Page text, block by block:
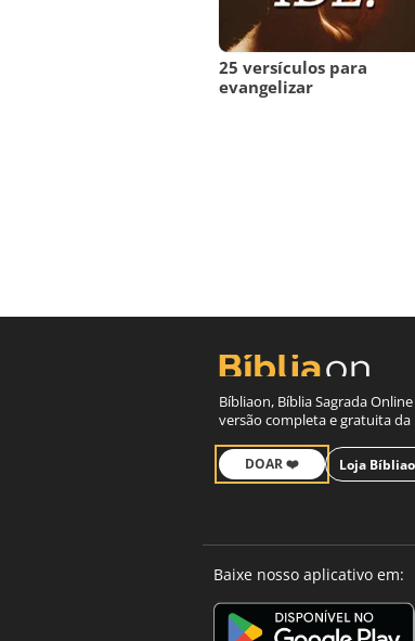
25 versículos para
evangelizar
Bíbliaon, Bíblia Sagrada Online
versão completa e gratuita da
DOAR ❤️ Loja
Baixe nosso aplicativo em: